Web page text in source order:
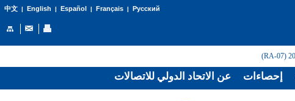
中文| English | Español | Français| Русский
عن الاتحاد الدولي للاتصالات إحصاءات